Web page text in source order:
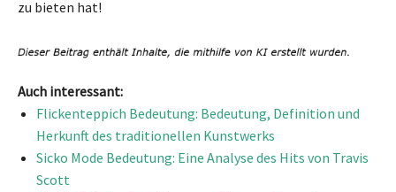
zu bieten hat!
Auch interessant:
Flickenteppich Bedeutung: Bedeutung, Definition und
Herkunft des traditionellen Kunstwerks
Sicko Mode Bedeutung: Eine Analyse des Hits von Travis
Scott